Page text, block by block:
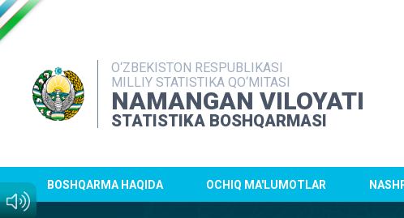
O‘ZBEKISTON RESPUBLIKASI
MILLIY STATISTIKA QO‘MITASI
NAMANGAN VILOYATI
STATISTIKA BOSHQARMASI
BOSHQARMA HAQIDA OCHIQ MA'LUMOTLAR